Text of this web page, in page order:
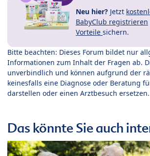
Neu hier? Jetzt
BabyClub registrieren
Vorteile sichern.
Bitte beachten: Dieses Forum bildet nur
Informationen zum Inhalt der Fragen ab.
unverbindlich und können aufgrund der
keinesfalls eine Diagnose oder Beratung
darstellen oder einen Arztbesuch ersetzen.
Das könnte Sie auch